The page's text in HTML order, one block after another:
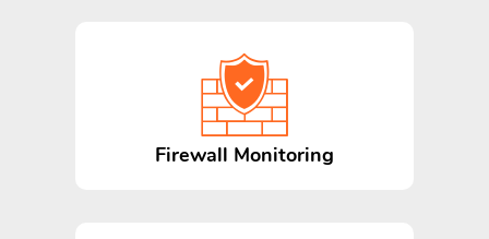
Firewall Monitoring